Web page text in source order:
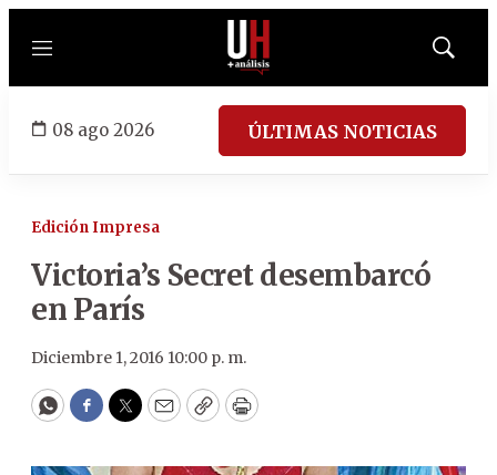
Menú
Mostrar
08 ago 2026 ÚLTIMAS NOTICIAS
Edición Impresa
Victoria’s Secret desembarcó
en París
Diciembre 1, 2016 10:00 p. m.
WhatsApp
Facebook
Twitter
EmailCopyPrint